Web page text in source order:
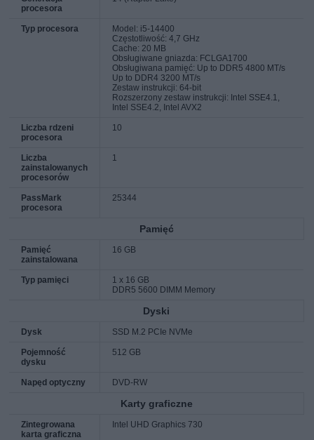
procesora
Typ procesora
Model: i5-14400
Częstotliwość: 4,7 GHz
Cache: 20 MB
Obsługiwane gniazda: FCLGA1700
Obsługiwana pamięć: Up to DDR5 4800 MT/s
Up to DDR4 3200 MT/s
Zestaw instrukcji: 64-bit
Rozszerzony zestaw instrukcji: Intel SSE4.1,
Intel SSE4.2, Intel AVX2
Liczba rdzeni
procesora
10
Liczba
zainstalowanych
procesorów
1
PassMark
procesora
25344
Pamięć
Pamięć
zainstalowana
16 GB
Typ pamięci
1 x 16 GB
DDR5 5600 DIMM Memory
Dyski
Dysk SSD M.2 PCIe NVMe
Pojemność
dysku
512 GB
Napęd optyczny DVD-RW
Karty graficzne
Zintegrowana
karta graficzna
Intel UHD Graphics 730